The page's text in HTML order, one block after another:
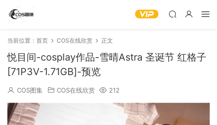
当前位置： 首页 COS在线欣赏 正文
悦目间-cosplay作品-雪晴Astra 圣诞节 红格子
[71P3V-1.71GB]-预览
COS图集 COS在线欣赏 212